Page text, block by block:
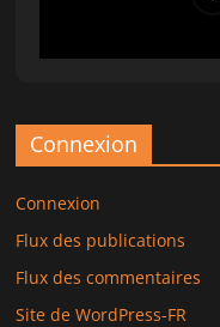
Connexion
Connexion
Flux des publications
Flux des commentaires
Site de WordPress-FR